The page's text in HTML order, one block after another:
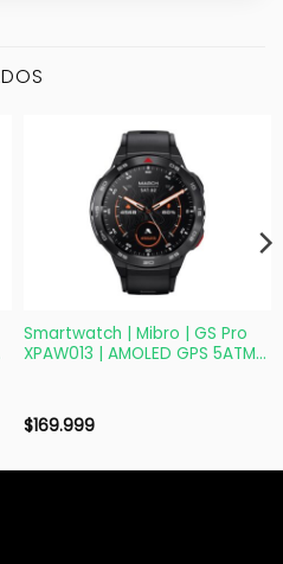
Smartwatch | Mibro | GS Pro
XPAW013 | AMOLED GPS 5ATM
$169.999